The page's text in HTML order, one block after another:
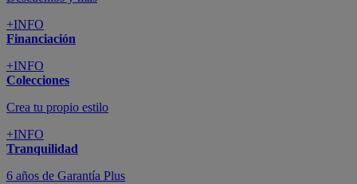
+INFO
Financiación
+INFO
Colecciones
Crea tu propio estilo
+INFO
Tranquilidad
6 años de Garantía Plus